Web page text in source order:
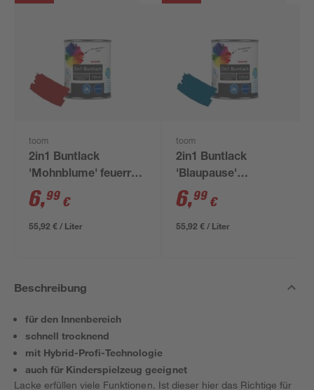
toom
2in1 Buntlack
'Mohnblume' feuerrot
glänzend 125 ml
6,99 €
55,92 € / Liter
toom
2in1 Buntlack
'Blaupause'
enzianblau glänzend
125 ml
6,99 €
55,92 € / Liter
Beschreibung
für den Innenbereich
schnell trocknend
mit Hybrid-Profi-Technologie
auch für Kinderspielzeug geeignet
Lacke erfüllen viele Funktionen. Ist dieser hier das Richtige für